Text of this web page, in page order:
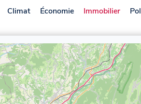
Climat Économie Immobilier